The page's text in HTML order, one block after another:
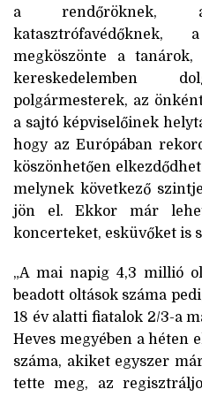
a rendőröknek,
megköszönte a
kereskedelemben
polgármesterek, az
a sajtó képviselőinek
hogy az Európában
köszönhetően
melynek következő
jön el. Ekkor már
koncerteket, esküvőket is
„A mai napig 4,3 millió
beadott oltások száma
18 év alatti fiatalok 2/3-a
Heves megyében a héten
száma, akiket egyszer
tette meg, az